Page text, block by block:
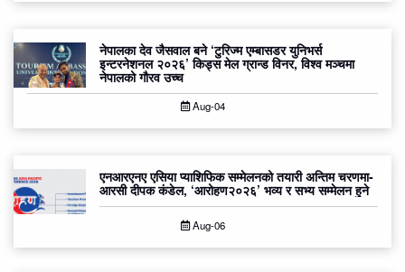
नेपालका देव जैसवाल बने ‘टुरिज्म एम्बासडर युनिभर्स
इन्टरनेशनल २०२६’ किड्स मेल ग्रान्ड विनर, विश्व मञ्चमा
नेपालको गौरव उच्च
Aug-04
एनआरएनए एसिया प्याशिफिक सम्मेलनको तयारी अन्तिम चरणमा-
आरसी दीपक कंडेल, ‘आरोहण२०२६’ भव्य र सभ्य सम्मेलन हुने
Aug-06